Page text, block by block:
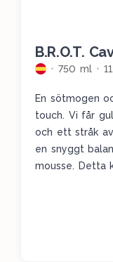
B.R.O.T.
750 ml
En sötmogen
touch. Vi får
och ett stråk
en snyggt
mousse. Detta